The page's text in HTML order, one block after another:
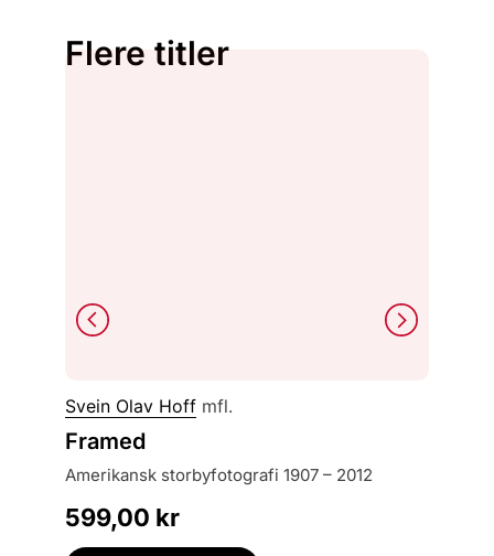
Flere titler
Svein Olav Hoff mfl.
Framed
amerikansk storbyfotografi 1907 – 2012
599,00 kr